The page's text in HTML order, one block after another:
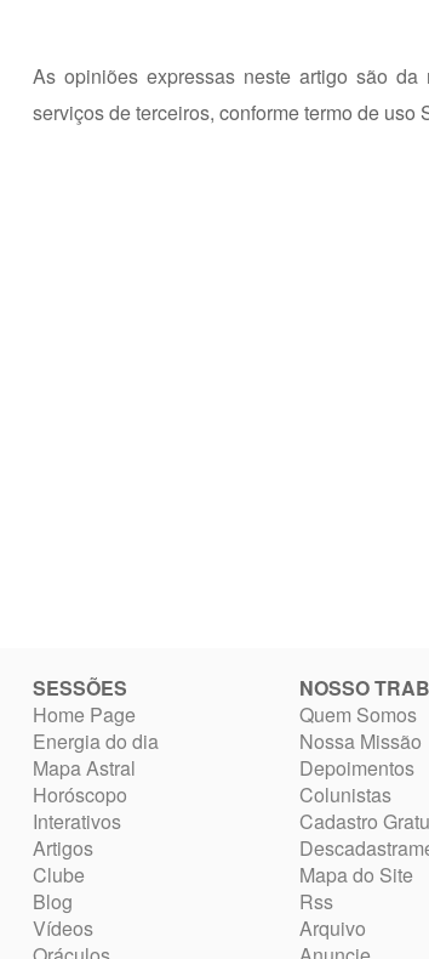
As opiniões expressas neste artigo são
serviços de terceiros, conforme termo de uso
SESSÕES
Home Page
Energia do dia
Mapa Astral
Horóscopo
Interativos
Artigos
Clube
Blog
Vídeos
NOSSO
Quem Somos
Nossa Missão
Depoimentos
Colunistas
Cadastro
Mapa do Site
Rss
Arquivo